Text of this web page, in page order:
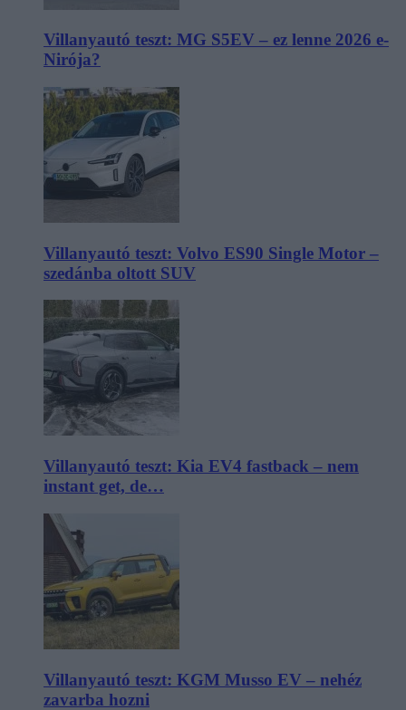
Villanyautó teszt: MG S5EV – ez lenne 2026 e-
Nirója?
Villanyautó teszt: Volvo ES90 Single Motor –
szedánba oltott SUV
Villanyautó teszt: Kia EV4 fastback – nem
instant get, de…
Villanyautó teszt: KGM Musso EV – nehéz
zavarba hozni